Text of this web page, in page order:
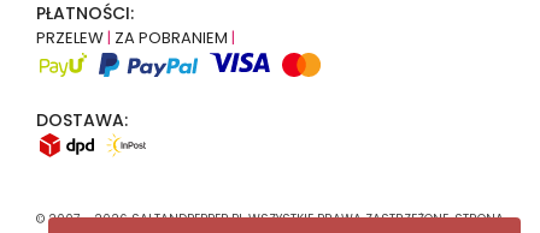
PŁATNOŚCI:
PRZELEW | ZA POBRANIEM |
DOSTAWA:
© 2007 - 2026 SALTANDPEPPER.PL WSZYSTKIE PRAWA ZASTRZEŻONE. STRONA